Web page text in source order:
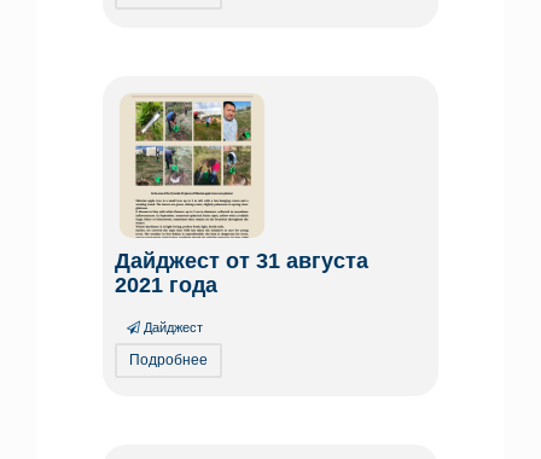
Дайджест от 31 августа
2021 года
Дайджест
Подробнее